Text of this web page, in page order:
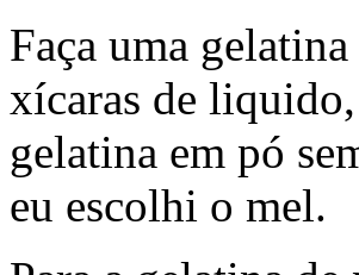
Faça uma
xícaras de
gelatina em pó
eu escolhi o mel.